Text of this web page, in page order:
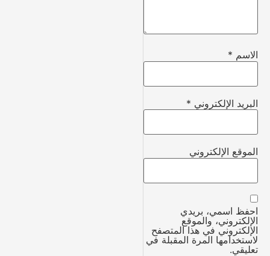
الاسم *
البريد الإلكتروني *
الموقع الإلكتروني
احفظ اسمي، بريدي
الإلكتروني، والموقع
الإلكتروني في هذا المتصفح
لاستخدامها المرة المقبلة في
تعليقي.